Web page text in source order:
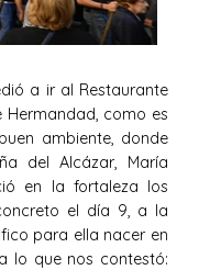
a ir al Restaurante
como es
ambiente, donde
del Alcázar, María
en la fortaleza los
el día 9, a la
para ella nacer en
lo que nos contestó: